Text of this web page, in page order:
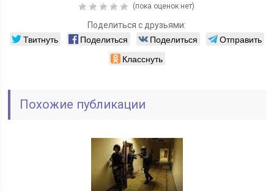
(пока оценок нет)
Поделиться с друзьями:
Твитнуть Поделиться Поделиться
Отправить
Класснуть
Похожие публикации